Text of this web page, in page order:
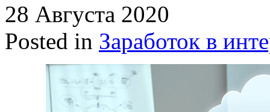
28 Августа 2020
Posted in Заработок в